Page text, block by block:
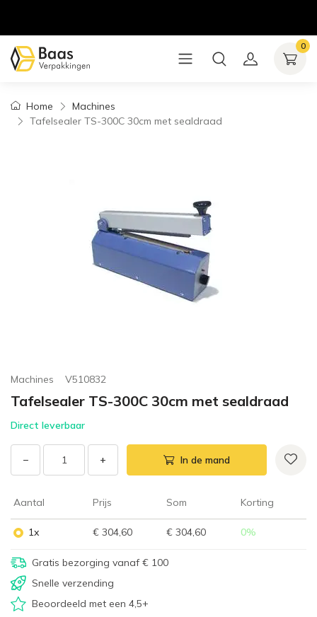
0
Home
Machines
Tafelsealer TS-300C 30cm met sealdraad
Machines V510832
Tafelsealer TS-300C 30cm met sealdraad
Direct leverbaar
− + In de mand
Aantal Prijs Som Korting
1x € 304,60 € 304,60 0%
Gratis bezorging vanaf € 100
Snelle verzending
Beoordeeld met een 4,5+